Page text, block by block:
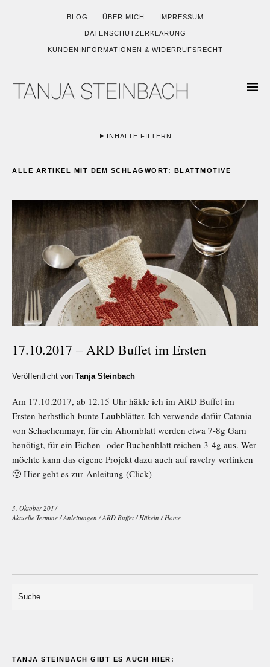
BLOG ÜBER MICH IMPRESSUM
DATENSCHUTZERKLÄRUNG
KUNDENINFORMATIONEN & WIDERRUFSRECHT
INHALTE FILTERN
ALLE ARTIKEL MIT DEM SCHLAGWORT: BLATTMOTIVE
17.10.2017 – ARD Buffet im Ersten
Veröffentlicht von Tanja Steinbach
Am 17.10.2017, ab 12.15 Uhr häkle ich im ARD Buffet im
Ersten herbstlich-bunte Laubblätter. Ich verwende dafür Catania
von Schachenmayr, für ein Ahornblatt werden etwa 7-8g Garn
benötigt, für ein Eichen- oder Buchenblatt reichen 3-4g aus. Wer
möchte kann das eigene Projekt dazu auch auf ravelry verlinken
🙂 Hier geht es zur Anleitung (Click)
3. Oktober 2017
Aktuelle Termine/Anleitungen /ARD Buffet/Häkeln /Home
TANJA STEINBACH GIBT ES AUCH HIER: